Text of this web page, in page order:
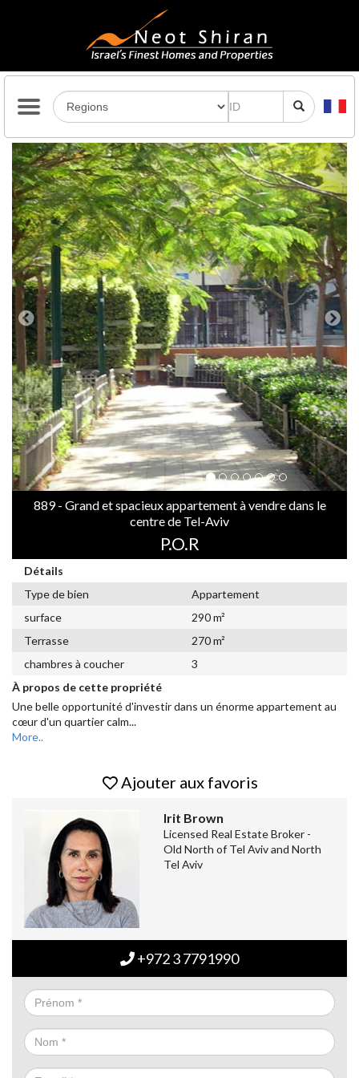
Previous Next
889 - Grand et spacieux appartement à vendre dans le
centre de Tel-Aviv
P.O.R
Détails
Type de bien
Appartement
surface
290 m²
Terrasse
270 m²
chambres à coucher
3
À propos de cette propriété
Une belle opportunité d'investir dans un énorme appartement au
cœur d'un quartier calm...
More..
Ajouter aux favoris
Irit Brown
Licensed Real Estate Broker -
Old North of Tel Aviv and North
Tel Aviv
+972 3 7791990